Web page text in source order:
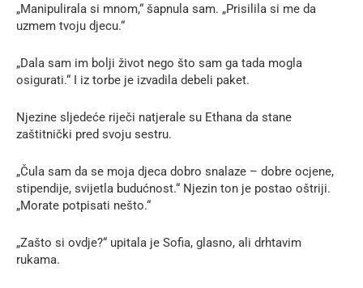
„Manipulirala si mnom,“ šapnula sam. „Prisilila si me da
uzmem tvoju djecu.“
„Dala sam im bolji život nego što sam ga tada mogla
osigurati.“ I iz torbe je izvadila debeli paket.
Njezine sljedeće riječi natjerale su Ethana da stane
zaštitnički pred svoju sestru.
„Čula sam da se moja djeca dobro snalaze – dobre ocjene,
stipendije, svijetla budućnost.“ Njezin ton je postao oštriji.
„Morate potpisati nešto.“
„Zašto si ovdje?“ upitala je Sofia, glasno, ali drhtavim
rukama.